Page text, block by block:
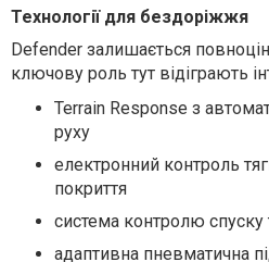
Технології для бездоріжжя
Defender залишається
ключову роль тут відіграють
Terrain Response з
руху
електронний контроль
покриття
система контролю спуску
адаптивна пневматична